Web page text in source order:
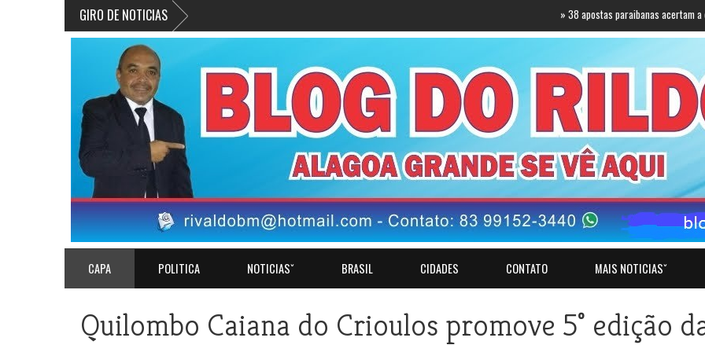
GIRO DE NOTICIAS 38 apostas paraibanas acertam a
CAPA POLITICA NOTICIASˇ BRASIL CIDADES CONTATO MAIS NOTICIASˇ
Quilombo Caiana do Crioulos promove 5° edição